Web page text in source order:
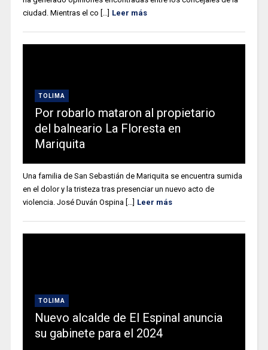
ciudad. Mientras el co [...] Leer más
TOLIMA
Por robarlo mataron al propietario
del balneario La Floresta en
Mariquita
Una familia de San Sebastián de Mariquita se encuentra sumida
en el dolor y la tristeza tras presenciar un nuevo acto de
violencia. José Duván Ospina [...] Leer más
TOLIMA
Nuevo alcalde de El Espinal anuncia
su gabinete para el 2024